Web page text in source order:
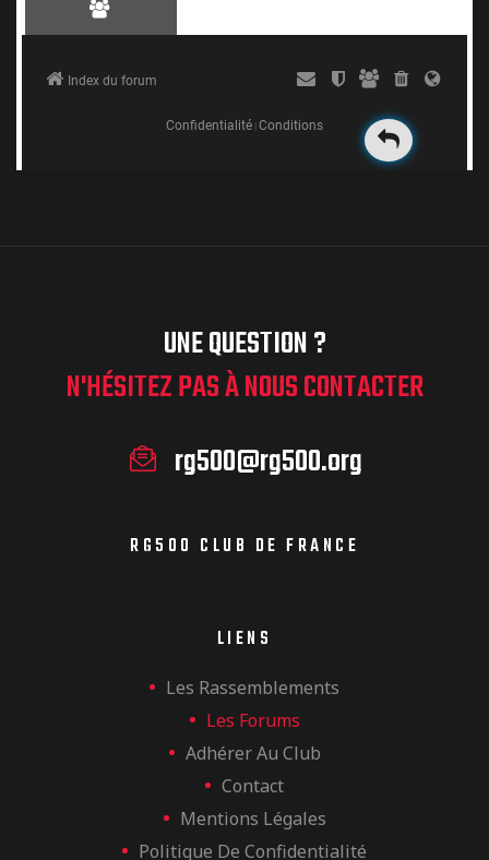
UNE QUESTION ?
N'HÉSITEZ PAS À NOUS CONTACTER
rg500@rg500.org
RG500 CLUB DE FRANCE
LIENS
Les Rassemblements
Les Forums
Adhérer Au Club
Contact
Mentions Légales
Politique De Confidentialité